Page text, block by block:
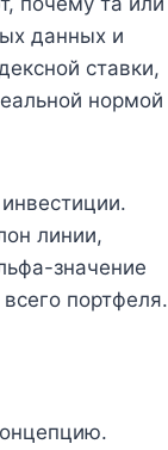
данных и
ставки,
нормой
линии,
значение
портфеля.